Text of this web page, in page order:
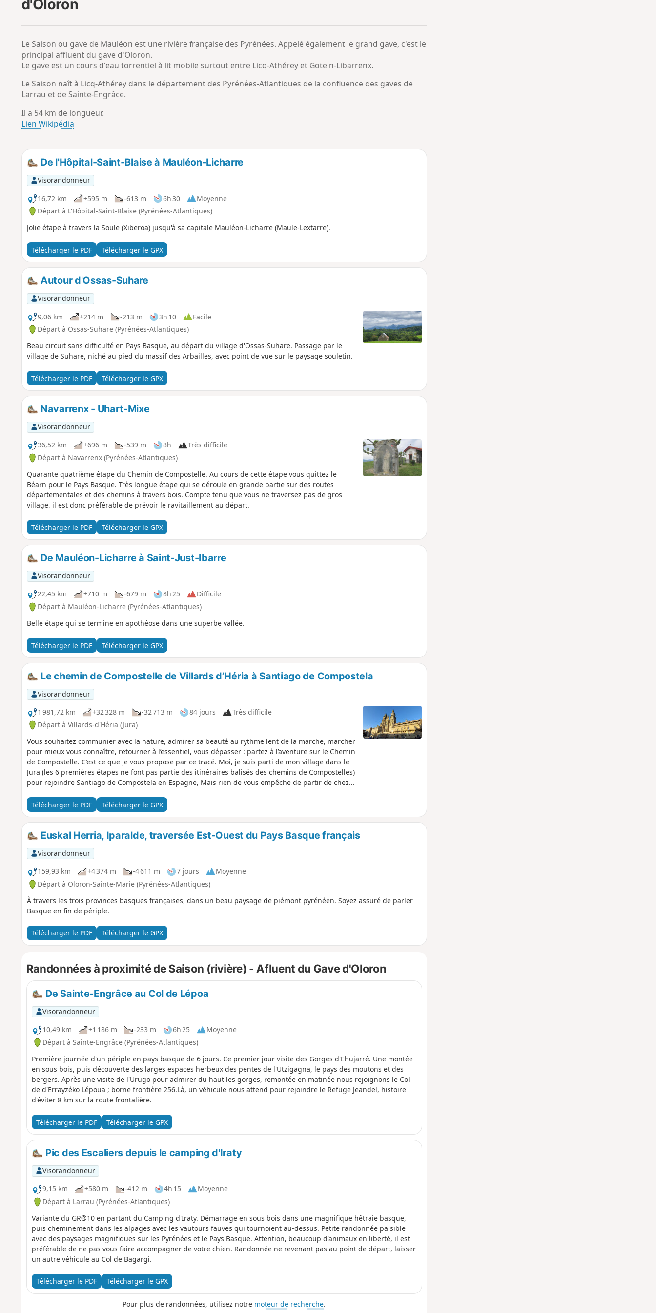
d'Oloron
Le Saison ou gave de Mauléon est une rivière française des Pyrénées. Appelé également le grand gave, c'est le
principal affluent du gave d'Oloron.
Le gave est un cours d'eau torrentiel à lit mobile surtout entre Licq-Athérey et Gotein-Libarrenx.
Le Saison naît à Licq-Athérey dans le département des Pyrénées-Atlantiques de la confluence des gaves de
Larrau et de Sainte-Engrâce.
Il a 54 km de longueur.
Lien Wikipédia
De l'Hôpital-Saint-Blaise à Mauléon-Licharre
Visorandonneur
16,72 km
+595 m -613 m 6h 30
Moyenne
Départ à L'Hôpital-Saint-Blaise (Pyrénées-Atlantiques)
Jolie étape à travers la Soule (Xiberoa) jusqu'à sa capitale Mauléon-Licharre (Maule-Lextarre).
Télécharger le PDF Télécharger le GPX
Autour d'Ossas-Suhare
Visorandonneur
9,06 km
+214 m -213 m 3h 10
Facile
Départ à Ossas-Suhare (Pyrénées-Atlantiques)
Beau circuit sans difficulté en Pays Basque, au départ du village d'Ossas-Suhare. Passage par le
village de Suhare, niché au pied du massif des Arbailles, avec point de vue sur le paysage souletin.
Télécharger le PDF Télécharger le GPX
Navarrenx - Uhart-Mixe
Visorandonneur
36,52 km
+696 m -539 m 8h
Très difficile
Départ à Navarrenx (Pyrénées-Atlantiques)
Quarante quatrième étape du Chemin de Compostelle. Au cours de cette étape vous quittez le
Béarn pour le Pays Basque. Très longue étape qui se déroule en grande partie sur des routes
départementales et des chemins à travers bois. Compte tenu que vous ne traversez pas de gros
village, il est donc préférable de prévoir le ravitaillement au départ.
Télécharger le PDF Télécharger le GPX
De Mauléon-Licharre à Saint-Just-Ibarre
Visorandonneur
22,45 km
+710 m -679 m 8h 25
Difficile
Départ à Mauléon-Licharre (Pyrénées-Atlantiques)
Belle étape qui se termine en apothéose dans une superbe vallée.
Télécharger le PDF Télécharger le GPX
Le chemin de Compostelle de Villards d’Héria à Santiago de Compostela
Visorandonneur
1 981,72 km
+32 328 m -32 713 m 84 jours
Très difficile
Départ à Villards-d'Héria (Jura)
Vous souhaitez communier avec la nature, admirer sa beauté au rythme lent de la marche, marcher
pour mieux vous connaître, retourner à l’essentiel, vous dépasser : partez à l’aventure sur le Chemin
de Compostelle. C’est ce que je vous propose par ce tracé. Moi, je suis parti de mon village dans le
Jura (les 6 premières étapes ne font pas partie des itinéraires balisés des chemins de Compostelles)
pour rejoindre Santiago de Compostela en Espagne, Mais rien de vous empêche de partir de chez
parcours. .
Télécharger le PDF Télécharger le GPX
Euskal Herria, Iparalde, traversée Est-Ouest du Pays Basque français
Visorandonneur
159,93 km
+4 374 m -4 611 m 7 jours
Moyenne
Départ à Oloron-Sainte-Marie (Pyrénées-Atlantiques)
À travers les trois provinces basques françaises, dans un beau paysage de piémont pyrénéen. Soyez assuré de parler
Basque en fin de périple.
Télécharger le PDF Télécharger le GPX
Randonnées à proximité de Saison (rivière) - Afluent du Gave d'Oloron
De Sainte-Engrâce au Col de Lépoa
Visorandonneur
10,49 km
+1 186 m -233 m 6h 25
Moyenne
Départ à Sainte-Engrâce (Pyrénées-Atlantiques)
Première journée d'un périple en pays basque de 6 jours. Ce premier jour visite des Gorges d'Ehujarré. Une montée
en sous bois, puis découverte des larges espaces herbeux des pentes de l'Utzigagna, le pays des moutons et des
bergers. Après une visite de l'Urugo pour admirer du haut les gorges, remontée en matinée nous rejoignons le Col
de d'Errayzéko Lépoua ; borne frontière 256.Là, un véhicule nous attend pour rejoindre le Refuge Jeandel, histoire
d'éviter 8 km sur la route frontalière.
Télécharger le PDF Télécharger le GPX
Pic des Escaliers depuis le camping d'Iraty
Visorandonneur
9,15 km
+580 m -412 m 4h 15
Moyenne
Départ à Larrau (Pyrénées-Atlantiques)
Variante du GR®10 en partant du Camping d'Iraty. Démarrage en sous bois dans une magnifique hêtraie basque,
puis cheminement dans les alpages avec les vautours fauves qui tournoient au-dessus. Petite randonnée paisible
avec des paysages magnifiques sur les Pyrénées et le Pays Basque. Attention, beaucoup d'animaux en liberté, il est
préférable de ne pas vous faire accompagner de votre chien. Randonnée ne revenant pas au point de départ, laisser
un autre véhicule au Col de Bagargi.
Télécharger le PDF Télécharger le GPX
Pour plus de randonnées, utilisez notre moteur de recherche.